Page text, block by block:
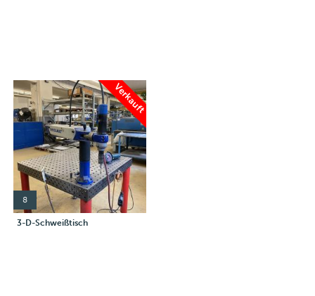
Verkauft
8
3-D-Schweißtisch